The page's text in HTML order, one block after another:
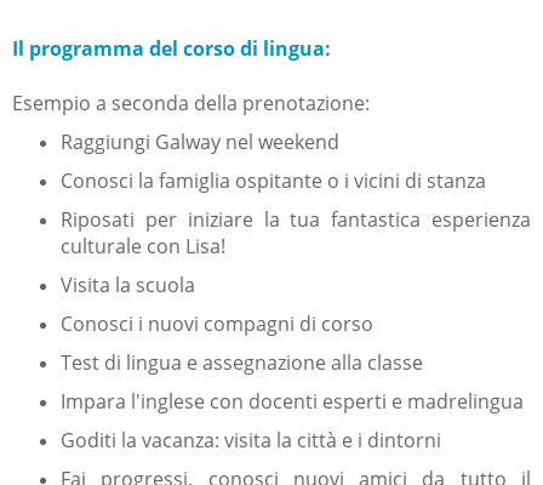
Il programma del corso di lingua:
Esempio a seconda della prenotazione:
Raggiungi Galway nel weekend
Conosci la famiglia ospitante o i vicini di stanza
Riposati per iniziare la tua fantastica esperienza
culturale con Lisa!
Visita la scuola
Conosci i nuovi compagni di corso
Test di lingua e assegnazione alla classe
Impara l'inglese con docenti esperti e madrelingua
Goditi la vacanza: visita la città e i dintorni
Fai progressi, conosci nuovi amici da tutto il